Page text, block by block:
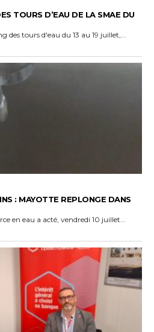
TOURS D’EAU DE LA SMAE DU
des tours d'eau du 13 au 19 juillet,...
: MAYOTTE REPLONGE DANS
en eau a acté, vendredi 10 juillet...